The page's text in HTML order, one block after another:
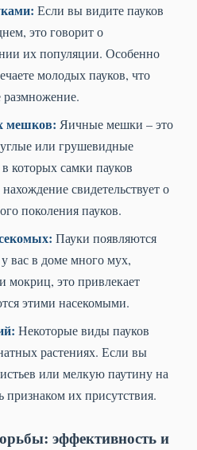
Если вы видите пауков
это говорит о
их популяции. Особенно
молодых пауков, что
размножение.
мешков: Яичные мешки – это
или грушевидные
которых самки пауков
свидетельствует о
поколения пауков.
Пауки появляются
вас в доме много мух,
мокриц, это привлекает
этими насекомыми.
Некоторые виды пауков
растениях. Если вы
или мелкую паутину на
признаком их присутствия.
эффективность и